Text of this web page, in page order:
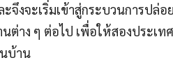
งจะเริ่มเข้าสู่กระบวนการปล่อ
าง ๆ ต่อไป เพื่อให้สองประเท
บ้าน